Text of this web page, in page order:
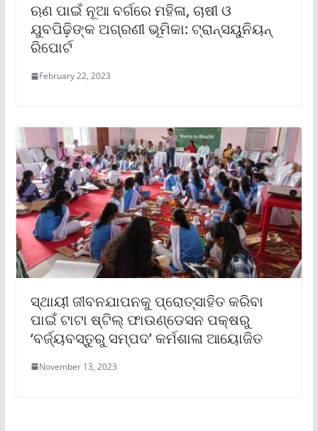
ଋଣ ପାଇଁ ନୂଆ ବର୍ଗରେ ମହିଳା, ଚାଷୀ ଓ
ଯୁବପିଢ଼ିଙ୍କ ଅଗ୍ରଣୀ ଭୂମିକା: ଟ୍ରାନ୍ସୟୁନିୟନ୍
ରିପୋର୍ଟ
February 22, 2023
ସ୍ଥାୟୀ ଜୀବନଯାପନକୁ ପ୍ରୋତ୍ସାହିତ କରିବା
ପାଇଁ ଟାଟା ଷ୍ଟିଲ୍ ଫାଉଣ୍ଡେସନ ପକ୍ଷରୁ
‘ବର୍ଜ୍ୟବସ୍ତୁରୁ ସମ୍ପଦ’ କର୍ମଶାଳା ଆୟୋଜିତ
November 13, 2023